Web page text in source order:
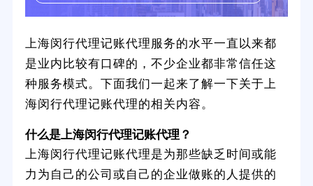
上海闵行代理记账代理服务的水平一直以来都
是业内比较有口碑的，不少企业都非常信任这
种服务模式。下面我们一起来了解一下关于上
海闵行代理记账代理的相关内容。
什么是上海闵行代理记账代理？
上海闵行代理记账代理是为那些缺乏时间或能
力为自己的公司或自己的企业做账的人提供的